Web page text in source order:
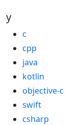
y
c
cpp
java
kotlin
objective-c
swift
csharp